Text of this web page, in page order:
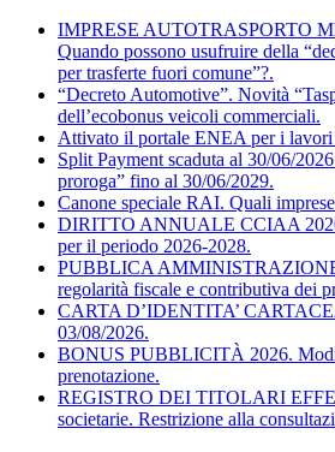
IMPRESE AUTOTRASPORTO
Quando possono usufruire della
per trasferte fuori comune”?.
“Decreto Automotive”. Novità
dell’ecobonus veicoli commerciali.
Attivato il portale ENEA per i
Split Payment scaduta al 30/06/
proroga” fino al 30/06/2029.
Canone speciale RAI. Quali
DIRITTO ANNUALE CCIAA
per il periodo 2026-2028.
PUBBLICA
regolarità fiscale e contributiva dei
CARTA D’IDENTITA’
03/08/2026.
BONUS PUBBLICITÀ 2026.
prenotazione.
REGISTRO DEI TITOLARI
societarie. Restrizione alla